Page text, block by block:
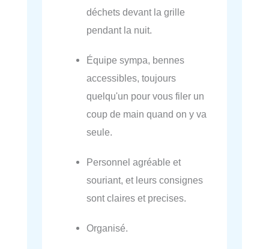
déchets devant la grille
pendant la nuit.
Équipe sympa, bennes
accessibles, toujours
quelqu'un pour vous filer un
coup de main quand on y va
seule.
Personnel agréable et
souriant, et leurs consignes
sont claires et precises.
Organisé.